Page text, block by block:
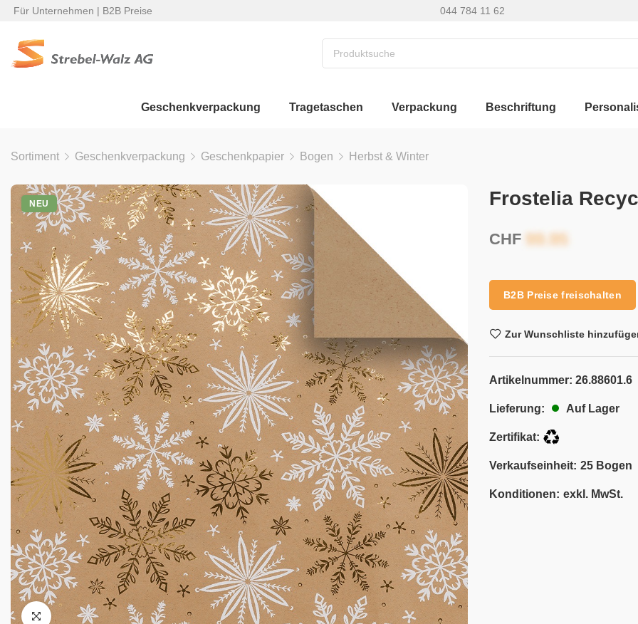
Für Unternehmen | B2B Preise 044 784 11 62
Geschenkverpackung Tragetaschen Verpackung Beschriftung
Sortiment Geschenkverpackung Geschenkpapier Bogen Herbst & Winter
NEU Frostelia
CHF
B2B Preise freischalten
Zur Wunschliste
Artikelnummer: 26.88601.6
Lieferung: Auf Lager
Zertifikat:
Verkaufseinheit: 25 Bogen
Konditionen: exkl. MwSt.